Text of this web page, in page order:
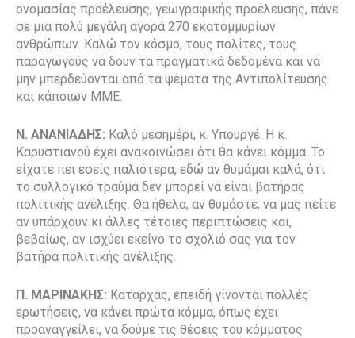
ονομασίας προέλευσης, γεωγραφικής προέλευσης, πάνε
σε μια πολύ μεγάλη αγορά 270 εκατομμυρίων
ανθρώπων. Καλώ τον κόσμο, τους πολίτες, τους
παραγωγούς να δουν τα πραγματικά δεδομένα και να
μην μπερδεύονται από τα ψέματα της Αντιπολίτευσης
και κάποιων ΜΜΕ.
Ν. ΑΝΑΝΙΑΔΗΣ: Καλό μεσημέρι, κ. Υπουργέ. Η κ.
Καρυστιανού έχει ανακοινώσει ότι θα κάνει κόμμα. Το
είχατε πει εσείς παλιότερα, εδώ αν θυμάμαι καλά, ότι
το συλλογικό τραύμα δεν μπορεί να είναι βατήρας
πολιτικής ανέλιξης. Θα ήθελα, αν θυμάστε, να μας πείτε
αν υπάρχουν κι άλλες τέτοιες περιπτώσεις και,
βεβαίως, αν ισχύει εκείνο το σχόλιό σας για τον
βατήρα πολιτικής ανέλιξης.
Π. ΜΑΡΙΝΑΚΗΣ: Καταρχάς, επειδή γίνονται πολλές
ερωτήσεις, να κάνει πρώτα κόμμα, όπως έχει
προαναγγείλει, να δούμε τις θέσεις του κόμματος